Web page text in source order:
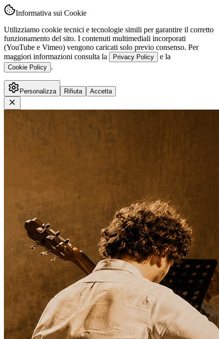
Informativa sui Cookie
Utilizziamo cookie tecnici e tecnologie simili per garantire il corretto
funzionamento del sito. I contenuti multimediali incorporati
(YouTube e Vimeo) vengono caricati solo previo consenso. Per
maggiori informazioni consulta la
Privacy Policy e la
Cookie Policy .
Personalizza Rifiuta Accetta